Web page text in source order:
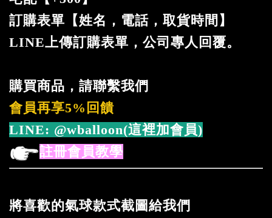
訂購表單【姓名，電話，取貨時間】
LINE上傳訂購表單，公司專人回覆。
購買商品，請聯繫我們
會員再享5%回饋
LINE: @wballoon(這裡加會員)
註冊會員教學
將喜歡的氣球款式截圖給我們